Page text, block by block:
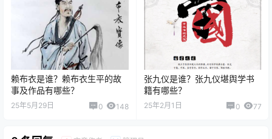
赖布衣是谁？赖布衣生平的故
事及作品有哪些？
25年5月29日 0 148
张九仪是谁？张九仪堪舆学书
籍有哪些？
25年2月1日 0 77